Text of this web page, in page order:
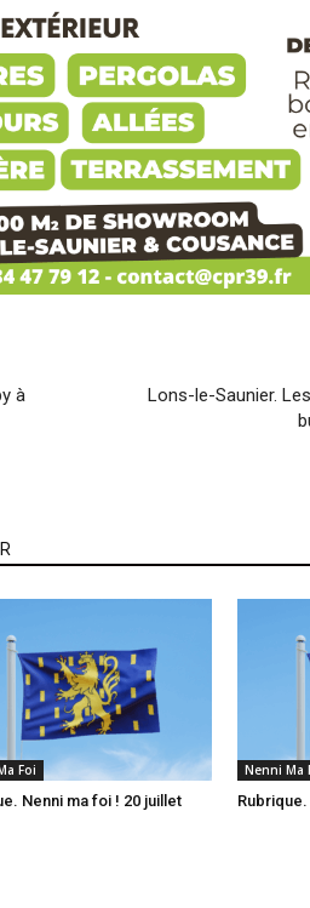
à
Lons-le-Saunier.
Foi
Nenni ma foi ! 20 juillet
Nenni Ma